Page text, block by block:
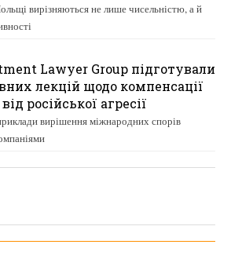
вирізняються не лише чисельністю, а й
Lawyer Group підготували
лекцій щодо компенсації
російської агресії
вирішення міжнародних спорів